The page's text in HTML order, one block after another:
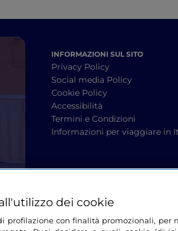
INFORMAZIONI SUL SITO
Privacy Policy
Social media Policy
Cookie Policy
Accessibilità
Termini e Condizioni
Informazioni per viaggiare in
dei cookie
profilazione con finalità promozionali, per